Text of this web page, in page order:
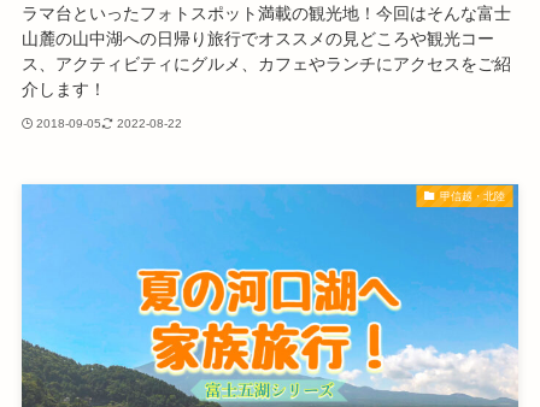
ラマ台といったフォトスポット満載の観光地！今回はそんな富士
山麓の山中湖への日帰り旅行でオススメの見どころや観光コー
ス、アクティビティにグルメ、カフェやランチにアクセスをご紹
介します！
2018-09-05 2022-08-22
甲信越・北陸